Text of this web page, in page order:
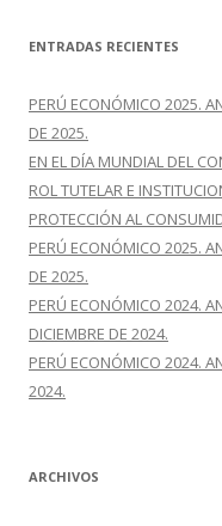
c
r
:
ENTRADAS RECIENTES
PERÚ ECONÓMICO 2025.
DE 2025.
EN EL DÍA MUNDIAL DEL
ROL TUTELAR E
PROTECCIÓN AL
PERÚ ECONÓMICO 2025.
DE 2025.
PERÚ ECONÓMICO 2024.
DICIEMBRE DE 2024.
PERÚ ECONÓMICO 2024.
2024.
ARCHIVOS